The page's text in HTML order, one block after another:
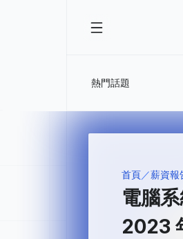
熱門話題
首頁 薪資報
電腦
2023